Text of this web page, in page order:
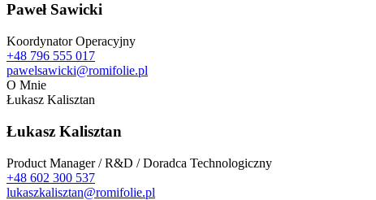
Paweł Sawicki
Koordynator Operacyjny
+48 796 555 017
pawelsawicki@romifolie.pl
O Mnie
Łukasz Kalisztan
Łukasz Kalisztan
Product Manager / R&D / Doradca Technologiczny
+48 602 300 537
lukaszkalisztan@romifolie.pl